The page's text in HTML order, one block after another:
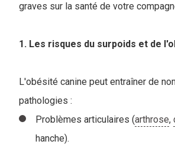
graves sur la santé de votre
1. Les risques du surpoids et de
L'obésité canine peut entraîner de
pathologies :
Problèmes articulaires (arthrose,
hanche).